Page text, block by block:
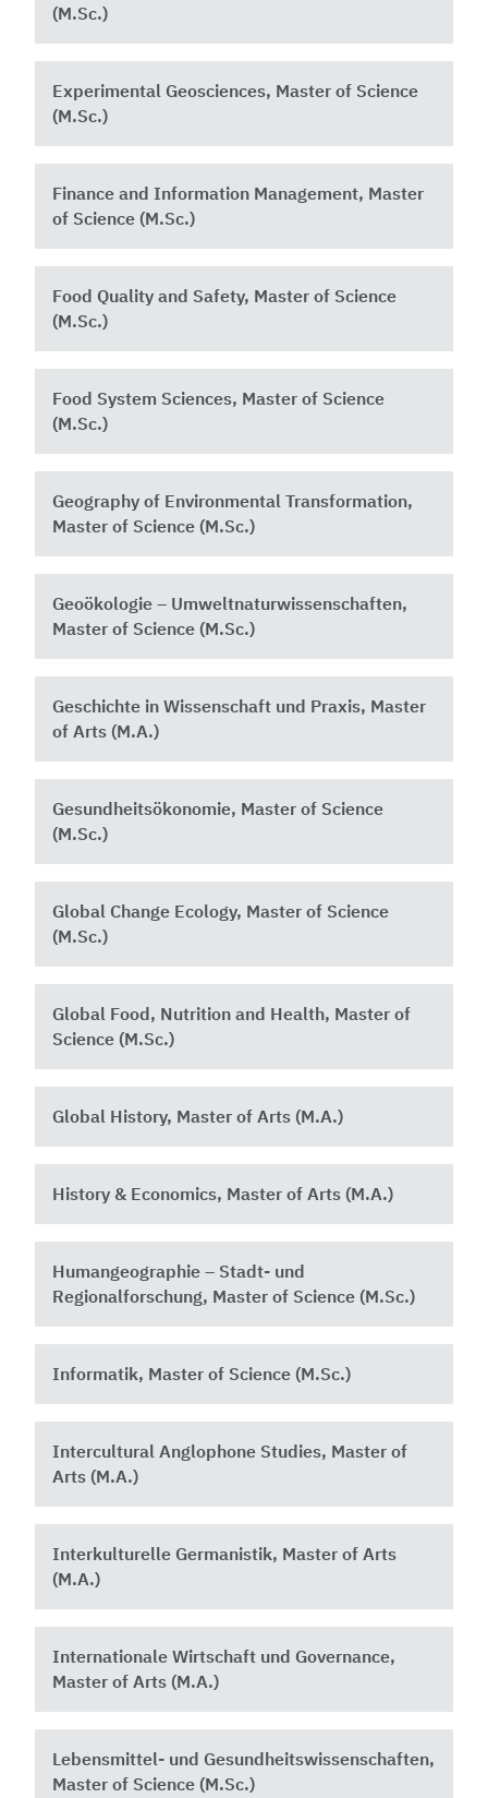
(M.Sc.)
Experimental Geosciences, Master of Science
(M.Sc.)
Finance and Information Management, Master
of Science (M.Sc.)
Food Quality and Safety, Master of Science
(M.Sc.)
Food System Sciences, Master of Science
(M.Sc.)
Geography of Environmental Transformation,
Master of Science (M.Sc.)
Geoökologie – Umweltnaturwissenschaften,
Master of Science (M.Sc.)
Geschichte in Wissenschaft und Praxis, Master
of Arts (M.A.)
Gesundheitsökonomie, Master of Science
(M.Sc.)
Global Change Ecology, Master of Science
(M.Sc.)
Global Food, Nutrition and Health, Master of
Science (M.Sc.) ​
Global History, Master of Arts (M.A.)
History & Economics, Master of Arts (M.A.)
Humangeographie – Stadt- und
Regionalforschung, Master of Science (M.Sc.)
Informatik, Master of Science (M.Sc.)
Intercultural Anglophone Studies, Master of
Arts (M.A.)
Interkulturelle Germanistik, Master of Arts
(M.A.)
Internationale Wirtschaft und Governance,
Master of Arts (M.A.)
Lebensmittel- und Gesundheitswissenschaften,
Master of Science (M.Sc.)